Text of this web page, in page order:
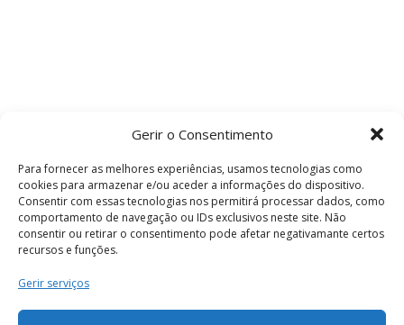
Gerir o Consentimento
Para fornecer as melhores experiências, usamos tecnologias como
cookies para armazenar e/ou aceder a informações do dispositivo.
Consentir com essas tecnologias nos permitirá processar dados, como
comportamento de navegação ou IDs exclusivos neste site. Não
consentir ou retirar o consentimento pode afetar negativamante certos
recursos e funções.
Gerir serviços
Termos e Condições